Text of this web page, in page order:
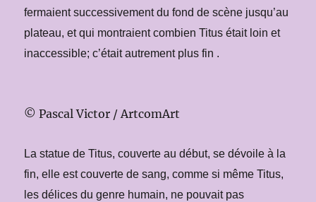
fermaient successivement du fond de scène jusqu’au
plateau, et qui montraient combien Titus était loin et
inaccessible; c’était autrement plus fin .
© Pascal Victor / ArtcomArt
La statue de Titus, couverte au début, se dévoile à la
fin, elle est couverte de sang, comme si même Titus,
les délices du genre humain, ne pouvait pas